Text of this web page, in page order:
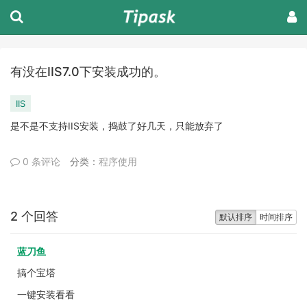
有没在IIS7.0下安装成功的。
IIS
是不是不支持IIS安装，捣鼓了好几天，只能放弃了
0 条评论 分类： 程序使用
默认排序 时间排序
2 个回答
蓝刀鱼
搞个宝塔
一键安装看看